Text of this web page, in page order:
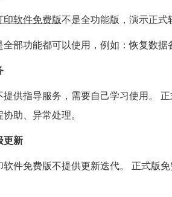
印软件免费版不是全功能版，演示正式
全部功能都可以使用，例如：恢复数据
提供指导服务，需要自己学习使用。
助、异常处理。
更新
软件免费版不提供更新迭代。 正式版